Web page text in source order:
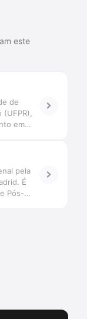
este
de
(UFPR),
em
Juiz
da
e
pela
É
Pós-